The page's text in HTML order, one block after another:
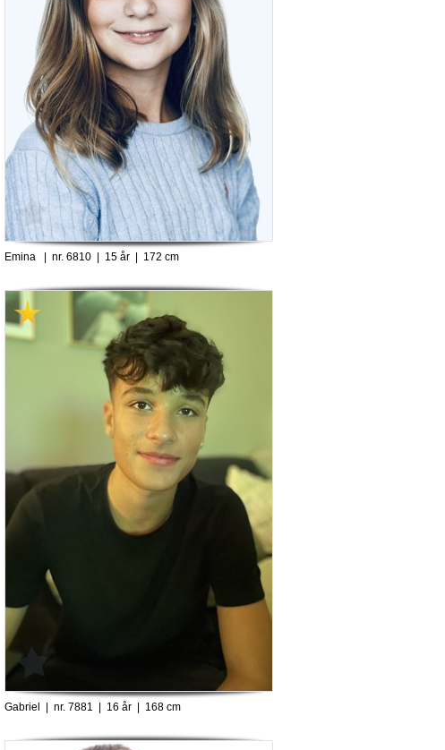
Emina | nr. 6810 | 15 år | 172 cm
Gabriel | nr. 7881 | 16 år | 168 cm